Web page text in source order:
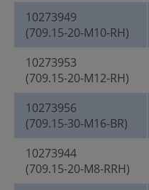
10273949
(709.15-20-M10-RH)
10273953
(709.15-20-M12-RH)
10273956
(709.15-30-M16-BR)
10273944
(709.15-20-M8-RRH)